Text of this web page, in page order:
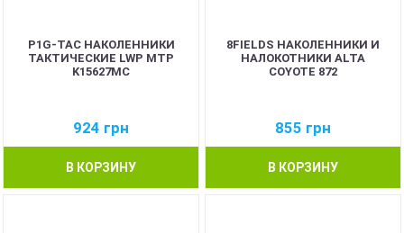
P1G-TAC НАКОЛЕННИКИ
ТАКТИЧЕСКИЕ LWP MTP
K15627MC
924 грн
В КОРЗИНУ
8FIELDS НАКОЛЕННИКИ И
НАЛОКОТНИКИ ALTA
COYOTE 872
855 грн
В КОРЗИНУ